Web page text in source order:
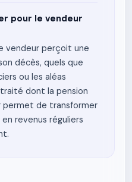
pour le vendeur
vendeur perçoit une
décès, quels que
ou les aléas
dont la pension
permet de transformer
revenus réguliers